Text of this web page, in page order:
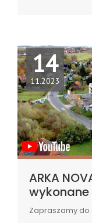
14
11.2023
ARKA
wykonane
Zapraszamy do